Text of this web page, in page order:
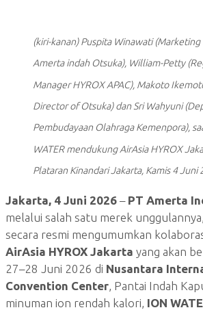
(kiri-kanan) Puspita Winawati
Amerta indah Otsuka), William-Petty
Manager HYROX APAC), Makoto
Director of Otsuka) dan Sri Wahyuni
Pembudayaan Olahraga Kemenpora),
WATER mendukung AirAsia HYROX
Plataran Kinandari Jakarta, Kamis 4 Juni
Jakarta, 4 Juni 2026 – PT Amerta
melalui salah satu merek unggulannya,
secara resmi mengumumkan
AirAsia HYROX Jakarta yang akan
27–28 Juni 2026 di Nusantara
Convention Center , Pantai Indah
minuman ion rendah kalori, ION